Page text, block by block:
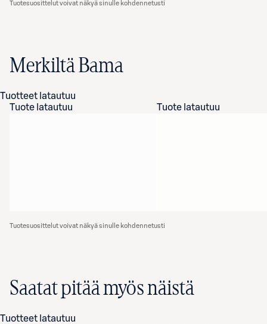
Tuotesuosittelut voivat näkyä sinulle kohdennetusti
Merkiltä Bama
Tuotteet latautuu
Tuote latautuu
Tuote latautuu
Tuotesuosittelut voivat näkyä sinulle kohdennetusti
Saatat pitää myös näistä
Tuotteet latautuu